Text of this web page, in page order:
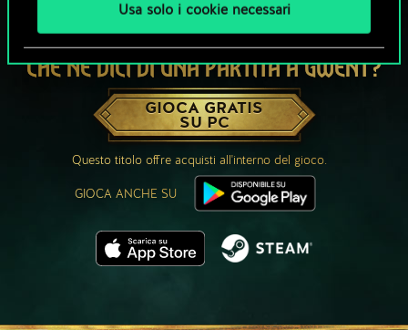
Usa solo i cookie necessari
CHE NE DICI DI UNA PARTITA A GWENT?
GIOCA GRATIS
SU PC
Questo titolo offre acquisti all'interno del gioco.
GIOCA ANCHE SU